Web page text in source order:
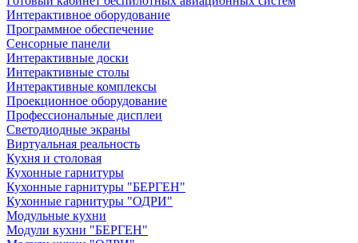
Интерактивное оборудование
Программное обеспечение
Сенсорные панели
Интерактивные доски
Интерактивные столы
Интерактивные комплексы
Проекционное оборудование
Профессиональные дисплеи
Светодиодные экраны
Виртуальная реальность
Кухня и столовая
Кухонные гарнитуры
Кухонные гарнитуры "БЕРГЕН"
Кухонные гарнитуры "ОДРИ"
Модульные кухни
Модули кухни "БЕРГЕН"